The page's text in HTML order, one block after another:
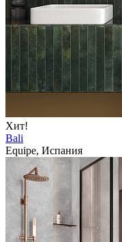
Хит!
Bali
Equipe, Испания